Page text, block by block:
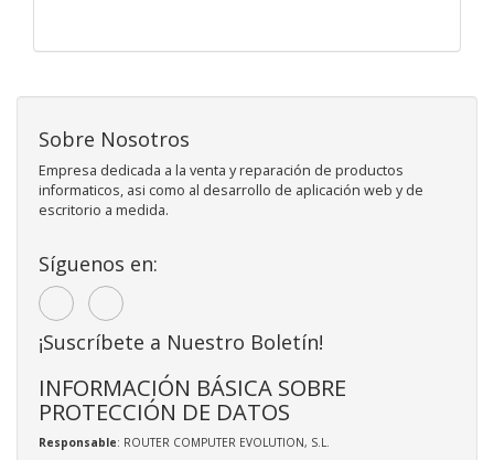
Sobre Nosotros
Empresa dedicada a la venta y reparación de productos
informaticos, asi como al desarrollo de aplicación web y de
escritorio a medida.
Síguenos en:
¡Suscríbete a Nuestro Boletín!
INFORMACIÓN BÁSICA SOBRE
PROTECCIÓN DE DATOS
Responsable: ROUTER COMPUTER EVOLUTION, S.L.